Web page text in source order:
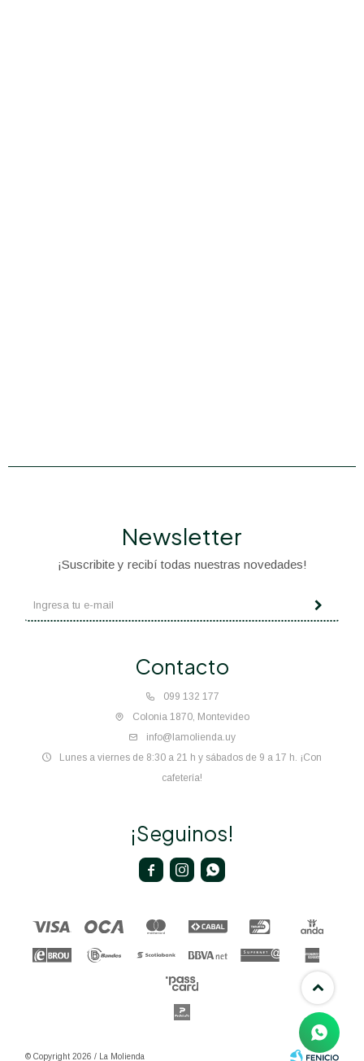
Contacto
099 132 177
Colonia 1870, Montevideo
info@lamolienda.uy
Lunes a viernes de 8:30 a 21 h y sábados de 9 a 17 h. ¡Con
cafetería!
Newsletter
¡Suscribite y recibí todas nuestras novedades!
¡Seguinos!
  
© Copyright 2026 / La Molienda